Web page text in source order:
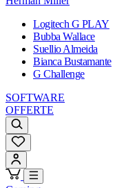
Logitech G PLAY
Bubba Wallace
Suellio Almeida
Bianca Bustamante
G Challenge
SOFTWARE
OFFERTE